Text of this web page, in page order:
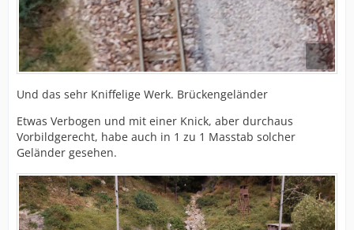
Und das sehr Kniffelige Werk. Brückengeländer
Etwas Verbogen und mit einer Knick, aber durchaus
Vorbildgerecht, habe auch in 1 zu 1 Masstab solcher
Geländer gesehen.